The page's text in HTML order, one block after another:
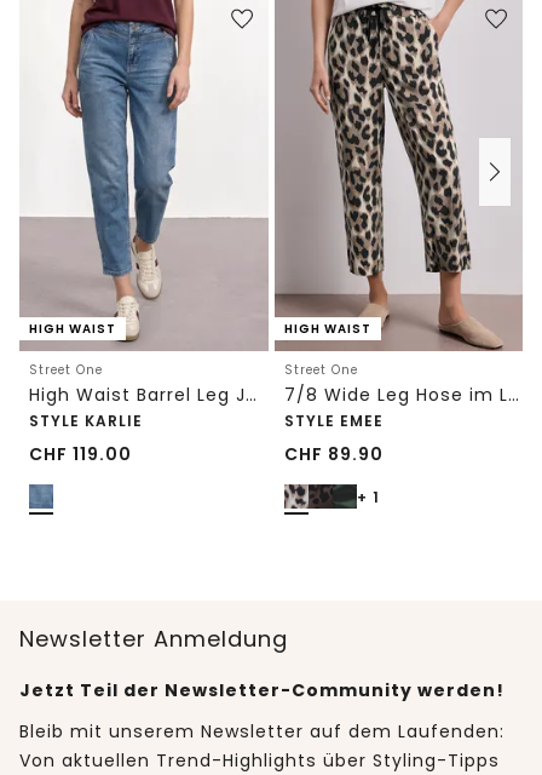
HIGH WAIST
Street One
High Waist Barrel Leg Jeans im Loose Fit
STYLE KARLIE
CHF 119.00
HIGH WAIST
Street One
7/8 Wide Leg Hose im Loose Fit mit Print
STYLE EMEE
CHF 89.90
+ 1
Newsletter Anmeldung
Jetzt Teil der Newsletter-Community werden!
Bleib mit unserem Newsletter auf dem Laufenden:
Von aktuellen Trend-Highlights über Styling-Tipps